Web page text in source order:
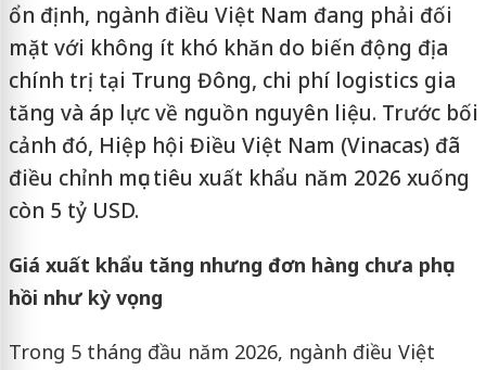
ổn định, ngành điều Việt Nam đang phải đối
mặt với không ít khó khăn do biến động địa
chính trị tại Trung Đông, chi phí logistics gia
tăng và áp lực về nguồn nguyên liệu. Trước bối
cảnh đó, Hiệp hội Điều Việt Nam (Vinacas) đã
điều chỉnh mục tiêu xuất khẩu năm 2026 xuống
còn 5 tỷ USD.
Giá xuất khẩu tăng nhưng đơn hàng chưa phục
hồi như kỳ vọng
Trong 5 tháng đầu năm 2026, ngành điều Việt